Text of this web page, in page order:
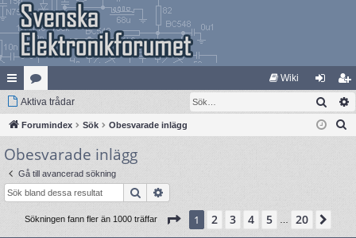
na
bb
lä
nk
ar
at
eg
ori
er
Wiki
og
ga
li
m
Aktiva trådar Sök
Forumindex Sök Obesvarade inlägg
Obesvarade inlägg
Gå till avancerad sökning
Sök
Sökningen fann fler än 1000 träffar Sida 1av20
1 2 3 4 5 20